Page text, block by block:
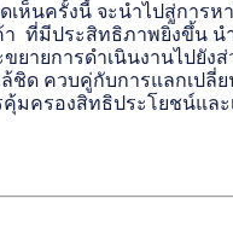
ห็นครั้งนี้ จะนำไปสู่การ
มีประสิทธิภาพยิ่งขึ้น น
ขยายการดำเนินงานไป
ชิด ควบคู่กับการแลกเป
มครองสิทธิประโยชน์แ